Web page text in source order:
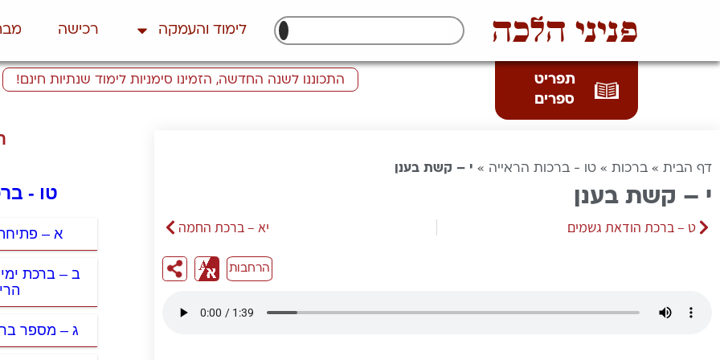
פניני הלכה לימוד והעמקה רכישה
תפריט
ספרים
התכוננו לשנה החדשה, הזמינו סימניות לימוד שנתיות חינם!
דף הבית » ברכות » טו - ברכות הראייה » י – קשת בענן
י – קשת בענן
ט – ברכת הודאת גשמים יא – ברכת החמה
הרחבות
טו -
א –
ב – ברכת
ג – מספר